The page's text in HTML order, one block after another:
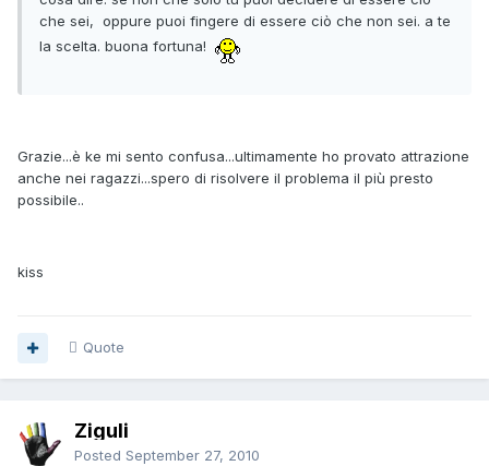
che sei, oppure puoi fingere di essere ciò che non sei. a te
la scelta. buona fortuna!
Grazie...è ke mi sento confusa...ultimamente ho provato attrazione
anche nei ragazzi...spero di risolvere il problema il più presto
possibile..
kiss
Quote
Ziguli
Posted September 27, 2010